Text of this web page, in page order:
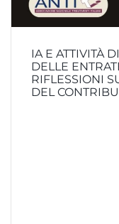
IA E ATTIVITÀ
DELLE
RIFLESSIONI
DEL